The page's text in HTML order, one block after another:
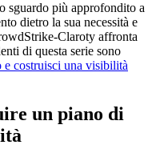
sguardo più approfondito a
dietro la sua necessità e
Claroty affronta
di questa serie sono
e costruisci una visibilità
un piano di